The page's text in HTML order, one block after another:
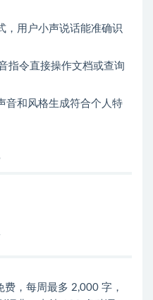
，用户小声说话能准确识
指令直接操作文档或查询
音和风格生成符合个人特
费，每周最多 2,000 字，